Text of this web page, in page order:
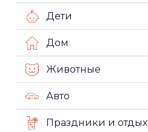
Дети
Дом
Животные
Авто
Праздники и отдых